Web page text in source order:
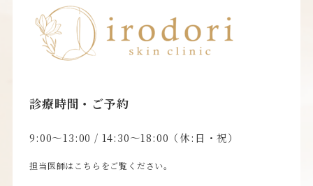
診療時間・ご予約
9:00〜13:00 / 14:30〜18:00（休:日・祝）
担当医師はこちらをご覧ください。